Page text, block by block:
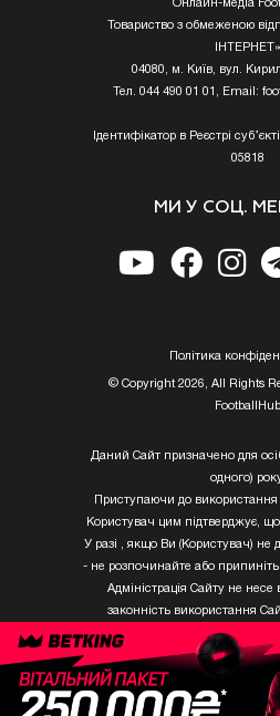
Онлайн-медіа
Товариство з обмеженою
ІНТЕРНЕТ»
04080, м. Київ, вул.
Тел. 044 490 01 01, Email:
Ідентифікатор в Реєстрі
05818
МИ У СОЦ.
Полiтика
© Copyright 2026, All Rights
FootballHub
Даний Сайт призначено для
одного)
Приступаючи до
Користувач цим підтверджує, що
У разі , якщо Ви (Користувач) не
- не розпочинайте або
Адміністрація Сайту не несе
законність використання
Користувачем, який не
Твори Getty Images, що
бути використані третіми